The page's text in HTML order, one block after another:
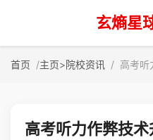
玄熵星
首页 主页>院校资讯 高考听
高考听力作弊技